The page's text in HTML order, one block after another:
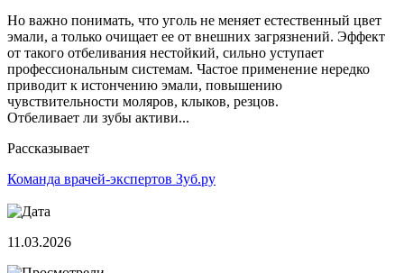
Но важно понимать, что уголь не меняет естественный цвет
эмали, а только очищает ее от внешних загрязнений. Эффект
от такого отбеливания нестойкий, сильно уступает
профессиональным системам. Частое применение нередко
приводит к истончению эмали, повышению
чувствительности моляров, клыков, резцов.
Отбеливает ли зубы активи...
Рассказывает
Команда врачей-экспертов Зуб.ру
11.03.2026